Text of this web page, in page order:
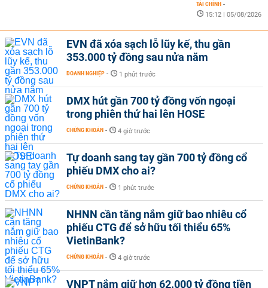
TÀI CHÍNH -
15:12 | 05/08/2026
EVN đã xóa sạch lỗ lũy kế, thu gần
353.000 tỷ đồng sau nửa năm
DOANH NGHIỆP - 1 phút trước
DMX hút gần 700 tỷ đồng vốn ngoại
trong phiên thứ hai lên HOSE
CHỨNG KHOÁN - 4 giờ trước
Tự doanh sang tay gần 700 tỷ đồng cổ
phiếu DMX cho ai?
CHỨNG KHOÁN - 1 phút trước
NHNN cần tăng nắm giữ bao nhiêu cổ
phiếu CTG để sở hữu tối thiểu 65%
VietinBank?
CHỨNG KHOÁN - 4 giờ trước
VNPT nắm giữ hơn 62.000 tỷ đồng tiền